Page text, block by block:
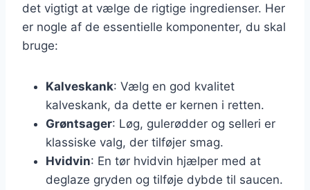
det vigtigt at vælge de rigtige ingredienser. Her
er nogle af de essentielle komponenter, du skal
bruge:
Kalveskank: Vælg en god kvalitet
kalveskank, da dette er kernen i retten.
Grøntsager: Løg, gulerødder og selleri er
klassiske valg, der tilføjer smag.
Hvidvin: En tør hvidvin hjælper med at
deglaze gryden og tilføje dybde til saucen.